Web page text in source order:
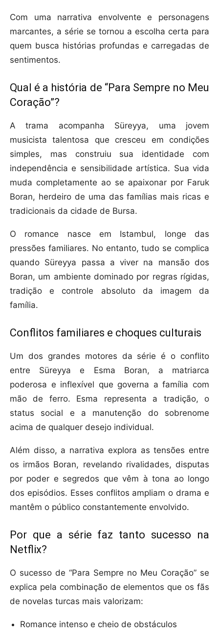
Com uma narrativa envolvente e personagens
marcantes, a série se tornou a escolha certa para
quem busca histórias profundas e carregadas de
sentimentos.
Qual é a história de “Para Sempre no Meu
Coração”?
A trama acompanha Süreyya, uma jovem
musicista talentosa que cresceu em condições
simples, mas construiu sua identidade com
independência e sensibilidade artística. Sua vida
muda completamente ao se apaixonar por Faruk
Boran, herdeiro de uma das famílias mais ricas e
tradicionais da cidade de Bursa.
O romance nasce em Istambul, longe das
pressões familiares. No entanto, tudo se complica
quando Süreyya passa a viver na mansão dos
Boran, um ambiente dominado por regras rígidas,
tradição e controle absoluto da imagem da
família.
Conflitos familiares e choques culturais
Um dos grandes motores da série é o conflito
entre Süreyya e Esma Boran, a matriarca
poderosa e inflexível que governa a família com
mão de ferro. Esma representa a tradição, o
status social e a manutenção do sobrenome
acima de qualquer desejo individual.
Além disso, a narrativa explora as tensões entre
os irmãos Boran, revelando rivalidades, disputas
por poder e segredos que vêm à tona ao longo
dos episódios. Esses conflitos ampliam o drama e
mantêm o público constantemente envolvido.
Por que a série faz tanto sucesso na
Netflix?
O sucesso de “Para Sempre no Meu Coração” se
explica pela combinação de elementos que os fãs
de novelas turcas mais valorizam:
Romance intenso e cheio de obstáculos